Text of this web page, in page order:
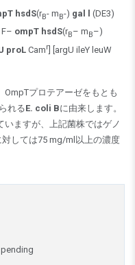
hsdS(rB- mB-) gal
(DE3)
F– ompT hsdS(rB– mB–)
proLCamr ] [argU ileY leuW
OmpTプロテアーゼをもとも
れるE. coli Bに由来します。
いますが、上記菌株ではゲノ
しては75 mg/ml以上の濃度
pending